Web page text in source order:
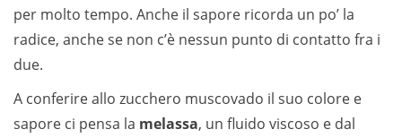
per molto tempo. Anche il sapore ricorda un po’ la
radice, anche se non c’è nessun punto di contatto fra i
due.
A conferire allo zucchero muscovado il suo colore e
sapore ci pensa la melassa, un fluido viscoso e dal